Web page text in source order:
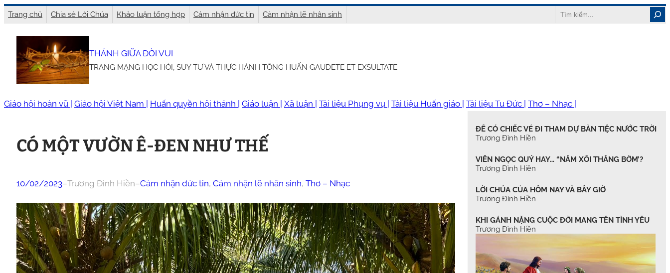
Chuyển
đến
dung
Trang chủ Chia sẻ Lời Chúa Khảo luận tổng hợp Cảm nhận đức tin Cảm nhận lẽ nhân sinh Search
THÁNH GIỮA ĐỜI VUI
TRANG MẠNG HỌC HỎI, SUY TƯ VÀ THỰC HÀNH TÔNG HUẤN GAUDETE ET EXSULTATE
Giáo hội hoàn vũ | Giáo hội Việt Nam | Huấn quyền hội thánh | Giáo luận | Xã luận | Tài liệu Phụng vụ | Tài liệu Huấn giáo | Tài liệu Tu Đức | Thơ – Nhạc |
CÓ MỘT VƯỜN Ê-ĐEN NHƯ THẾ
10/02/2023–Trương Đình Hiền–Cảm nhận đức tin, Cảm nhận lẽ nhân sinh, Thơ – Nhạc
ĐỂ CÓ CHIẾC VÉ ĐI THAM DỰ BÀN TIỆC NƯỚC TRỜI
Trương Đình Hiền
VIÊN NGỌC QUÝ HAY… “NẮM XÔI THẰNG BỜM’?
Trương Đình Hiền
LỜI CHÚA CỦA HÔM NAY VÀ BÂY GIỜ
Trương Đình Hiền
KHI GÁNH NẶNG CUỘC ĐỜI MANG TÊN TÌNH YÊU
Trương Đình Hiền